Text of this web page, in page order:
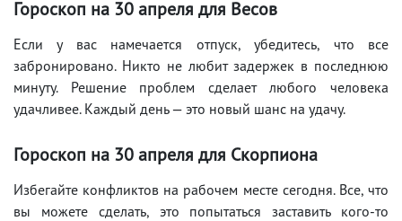
Гороскоп на 30 апреля для Весов
Если у вас намечается отпуск, убедитесь, что все
забронировано. Никто не любит задержек в последнюю
минуту. Решение проблем сделает любого человека
удачливее. Каждый день — это новый шанс на удачу.
Гороскоп на 30 апреля для Скорпиона
Избегайте конфликтов на рабочем месте сегодня. Все, что
вы можете сделать, это попытаться заставить кого-то